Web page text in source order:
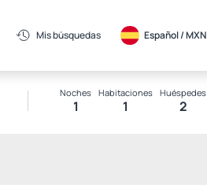
Mis búsquedas Español / MXN
Noches
1
Habitaciones
1
Huéspedes
2